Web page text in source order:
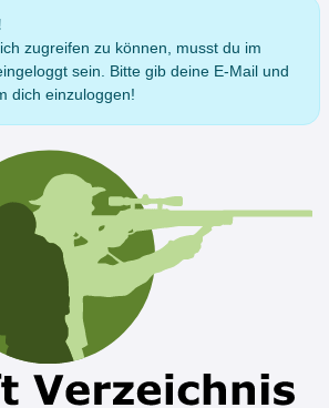
zugreifen zu können, musst du im
sein. Bitte gib deine E-Mail und
dich einzuloggen!